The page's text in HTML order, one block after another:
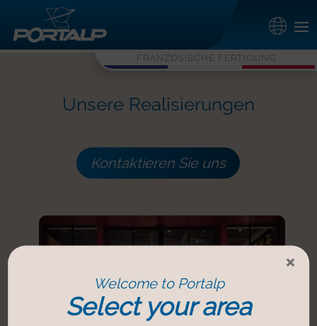
FRANZÖSISCHE FERTIGUNG
Unsere Realisierungen
Kontaktieren Sie uns
×
Welcome to Portalp
Select your area